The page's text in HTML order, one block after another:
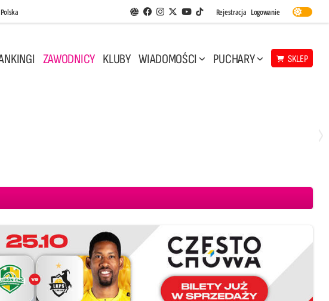
Aplikacja Siatkarskie Ligi
Facebook
Instagram
Twitter
Youtube
TikTok
Rejestracja Logowanie
ZAWODNICY KLUBY WIADOMOŚCI PUCHARY SKLEP